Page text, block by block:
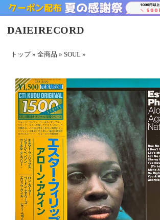
DAIEIRECORD
トップ» 全商品 » SOUL »